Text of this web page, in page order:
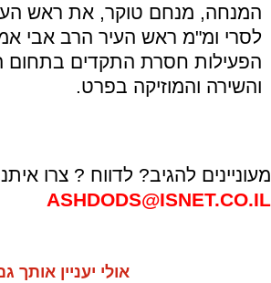
המנחה, מנחם טוקר, את ראש
לסרי ומ"מ ראש העיר הרב אבי
הפעילות חסרת התקדים בתחום
והשירה והמוזיקה בפרט.
מעוניינים להגיב? לדווח ? צרו
ASHDODS@ISNET.CO.IL
אולי יעניין אותך